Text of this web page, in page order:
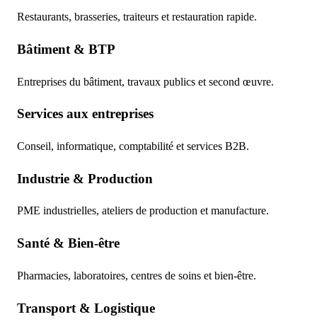
Restaurants, brasseries, traiteurs et restauration rapide.
Bâtiment & BTP
Entreprises du bâtiment, travaux publics et second œuvre.
Services aux entreprises
Conseil, informatique, comptabilité et services B2B.
Industrie & Production
PME industrielles, ateliers de production et manufacture.
Santé & Bien-être
Pharmacies, laboratoires, centres de soins et bien-être.
Transport & Logistique